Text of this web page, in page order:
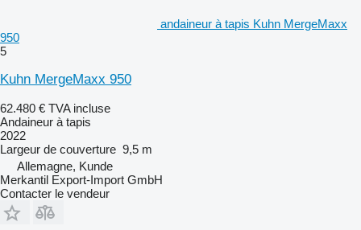
andaineur à tapis Kuhn MergeMaxx
950
5
Kuhn MergeMaxx 950
62.480 € TVA incluse
Andaineur à tapis
2022
Largeur de couverture 9,5 m
Allemagne, Kunde
Merkantil Export-Import GmbH
Contacter le vendeur